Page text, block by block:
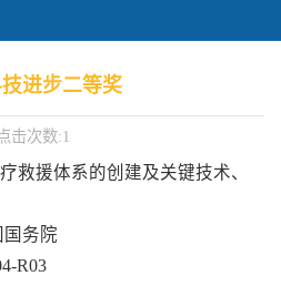
进步二等奖
击次数:1
救援体系的创建及关键技术、
务院
R03